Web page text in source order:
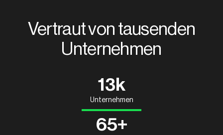
Vertraut von tausenden
Unternehmen
13k
Unternehmen
65+